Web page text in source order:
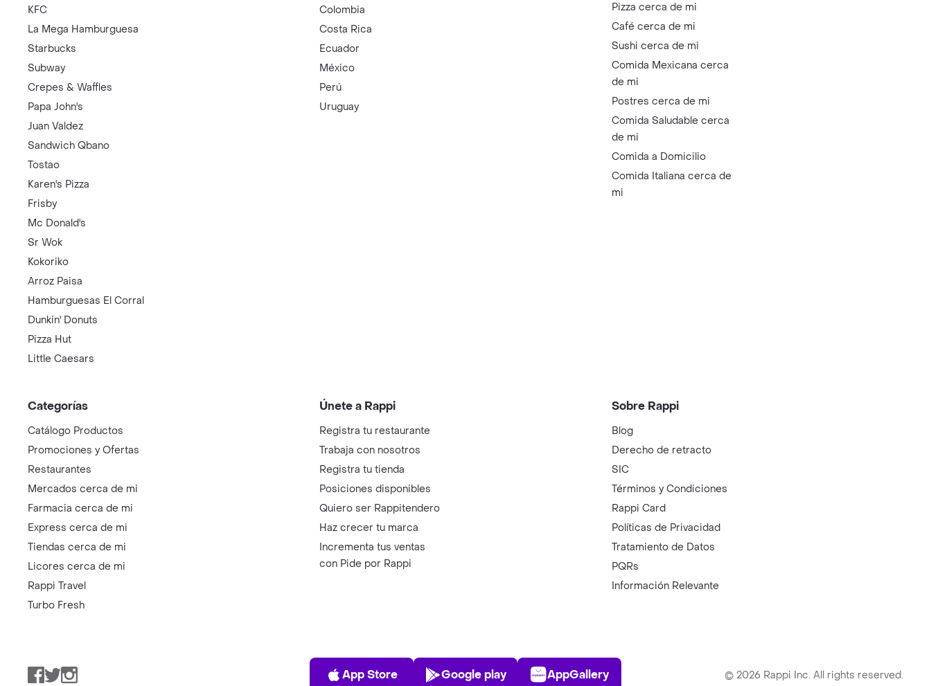
KFC
La Mega Hamburguesa
Starbucks
Subway
Crepes & Waffles
Papa John's
Juan Valdez
Sandwich Qbano
Tostao
Karen's Pizza
Frisby
Mc Donald's
Sr Wok
Kokoriko
Arroz Paisa
Hamburguesas El Corral
Dunkin' Donuts
Pizza Hut
Little Caesars
Colombia
Costa Rica
Ecuador
México
Perú
Uruguay
Pizza cerca de mi
Café cerca de mi
Sushi cerca de mi
Comida Mexicana cerca
de mi
Postres cerca de mi
Comida Saludable cerca
de mi
Comida a Domicilio
Comida Italiana cerca de
mi
Categorías
Catálogo Productos
Promociones y Ofertas
Restaurantes
Mercados cerca de mi
Farmacia cerca de mi
Express cerca de mi
Tiendas cerca de mi
Licores cerca de mi
Rappi Travel
Turbo Fresh
Únete a Rappi
Registra tu restaurante
Trabaja con nosotros
Registra tu tienda
Posiciones disponibles
Quiero ser Rappitendero
Haz crecer tu marca
Incrementa tus ventas
con Pide por Rappi
Sobre Rappi
Blog
Derecho de retracto
SIC
Términos y Condiciones
Rappi Card
Políticas de Privacidad
Tratamiento de Datos
PQRs
Información Relevante
Facebook
TwitterInstagram
App Store
App Store
Play Store
Google play
AppGallery
AppGallery © 2026 Rappi Inc. All rights reserved.